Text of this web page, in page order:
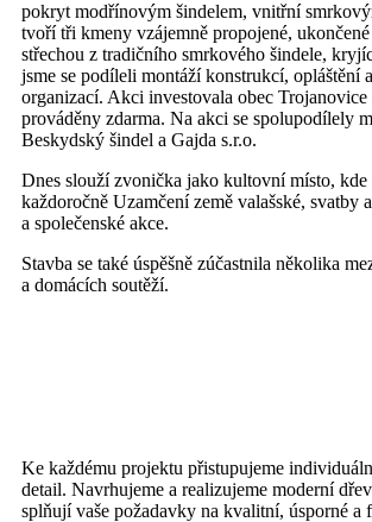
pokryt modřínovým šindelem, vnitřní
tvoří tři kmeny vzájemně propojené,
střechou z tradičního smrkového šindele,
jsme se podíleli montáží konstrukcí, opláštění
organizací. Akci investovala obec Trojanovice
prováděny zdarma. Na akci se spolupodílely
Beskydský šindel a Gajda s.r.o.
Dnes slouží zvonička jako kultovní místo, kde
každoročně Uzamčení země valašské, svatby
a společenské akce.
Stavba se také úspěšně zúčastnila několika
a domácích soutěží.
Ke každému projektu přistupujeme
detail. Navrhujeme a realizujeme moderní
splňují vaše požadavky na kvalitní, úsporné a